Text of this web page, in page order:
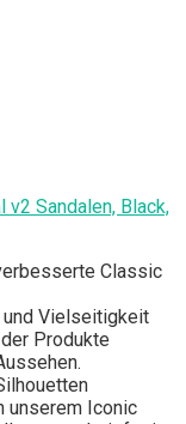
v2 Sandalen, Black,
Classic
und Vielseitigkeit
Produkte
unserem Iconic